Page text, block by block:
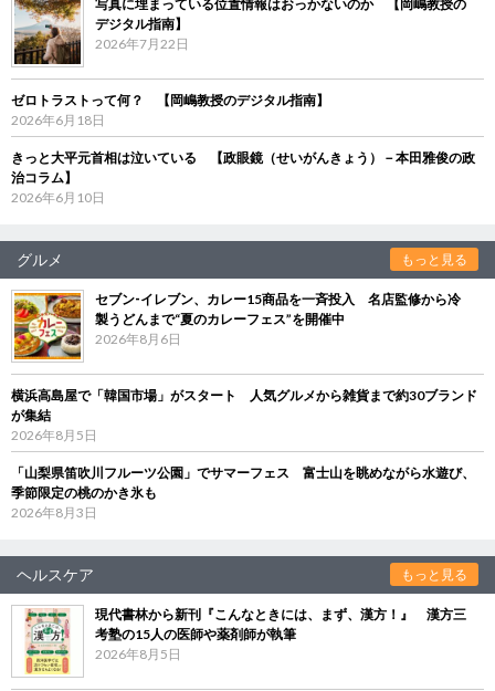
写真に埋まっている位置情報はおっかないのか 【岡嶋教授の
デジタル指南】
2026年7月22日
ゼロトラストって何？ 【岡嶋教授のデジタル指南】
2026年6月18日
きっと大平元首相は泣いている 【政眼鏡（せいがんきょう）－本田雅俊の政
治コラム】
2026年6月10日
グルメ もっと見る
セブン‐イレブン、カレー15商品を一斉投入 名店監修から冷
製うどんまで“夏のカレーフェス”を開催中
2026年8月6日
横浜高島屋で「韓国市場」がスタート 人気グルメから雑貨まで約30ブランド
が集結
2026年8月5日
「山梨県笛吹川フルーツ公園」でサマーフェス 富士山を眺めながら水遊び、
季節限定の桃のかき氷も
2026年8月3日
ヘルスケア もっと見る
現代書林から新刊『こんなときには、まず、漢方！』 漢方三
考塾の15人の医師や薬剤師が執筆
2026年8月5日